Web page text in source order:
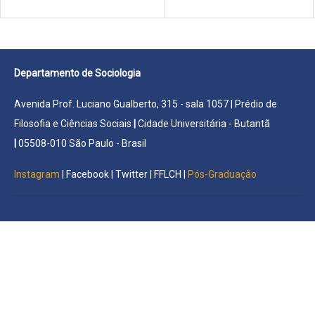
Departamento de Sociologia
Avenida Prof. Luciano Gualberto, 315 - sala 1057 | Prédio de
Filosofia e Ciências Sociais
Cidade Universitária - Butantã
05508-010 São Paulo - Brasil
Instagram Facebook Twitter FFLCH Pós-Graduação